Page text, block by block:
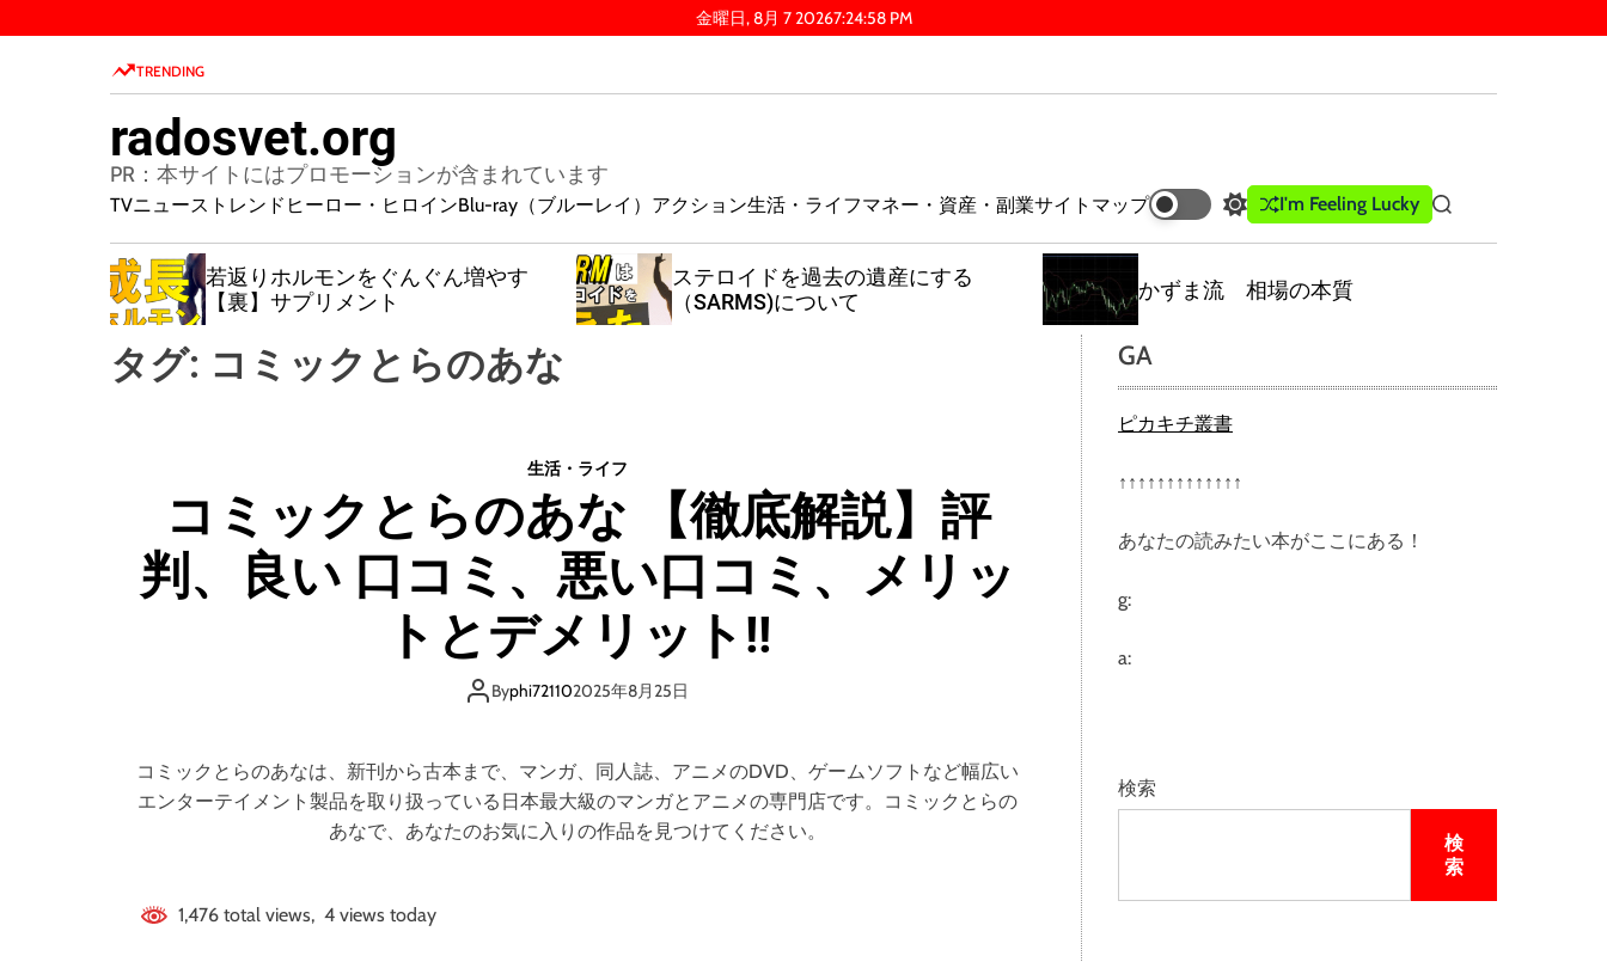
k
金曜日, 8月 7 20267:24:58 PM
TRENDING
radosvet.org
PR：本サイトにはプロモーションが含まれています
TVニューストレンド ヒーロー・ヒロインBlu-ray（ブルーレイ） アクション生活・ライフマネー・資産・副業サイトマップ
S
w
t
o
o
m
e
I'm Feeling Lucky
S
e
若返りホルモンをぐんぐん増やす
【裏】サプリメント
ステロイドを過去の遺産にする
（SARMS)について
かずま流 相場の本質
タグ: コミックとらのあな
生活・ライフ
コミックとらのあな 【徹底解説】評
判、良い 口コミ、悪い口コミ、メリッ
トとデメリット!!
Byphi721102025年8月25日
コミックとらのあなは、新刊から古本まで、マンガ、同人誌、アニメのDVD、ゲームソフトなど幅広い
エンターテイメント製品を取り扱っている日本最大級のマンガとアニメの専門店です。コミックとらの
あなで、あなたのお気に入りの作品を見つけてください。
1,476 total views, 4 views today
GA
ピカキチ叢書
↑↑↑↑↑↑↑↑↑↑↑↑↑
あなたの読みたい本がここにある！
g:
a:
検索
検
索